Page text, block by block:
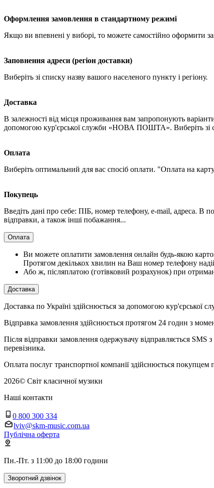
Оформлення замовлення в стандартному режимі
Якщо ви впевнені у виборі, то можете самостійно оформити
Заповнення адреси (регіон доставки)
Виберіть зі списку назву вашого населеного пункту і регіону.
Доставка
В залежності від місця проживання вам запропонують
допомогою кур'єрської служби «НОВА ПОШТА». Виберіть зі
Оплата
Виберіть оптимальний для вас спосіб оплати. "Оплата на
Покупець
Введіть дані про себе: ПІБ, номер телефону, e-mail, адреса. В
відправки, а також інші побажання...
Оплата
Ви можете оплатити замовлення онлайн будь-якою
Протягом декількох хвилин на Ваш номер телефону
Або ж, післяплатою (готівковий розрахунок) при
Доставка
Доставка по Україні здійснюється за допомогою
Відправка замовлення здійснюється протягом 24 годин з
Після відправки замовлення одержувачу відправляється SMS
перевізника.
Оплата послуг транспортної компанії здійснюється
2026© Світ класичної музики
Наші контакти
0 800 300 334
lviv@skm-music.com.ua
Публічна оферта
Пн.-Пт. з 11:00 до 18:00 години
Зворотний дзвінок